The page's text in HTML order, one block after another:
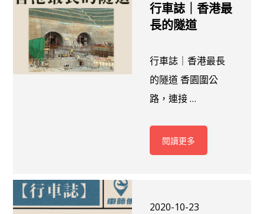
行車誌｜香港最
長的隧道
行車誌｜香港最長
的隧道 香園圍公
路，連接 …
閱讀更多
2020-10-23